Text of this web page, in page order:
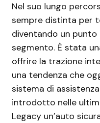
Nel suo lungo
sempre distinta per
diventando un
segmento. È stata
offrire la trazione
una tendenza che
sistema di
introdotto nelle
Legacy un’auto